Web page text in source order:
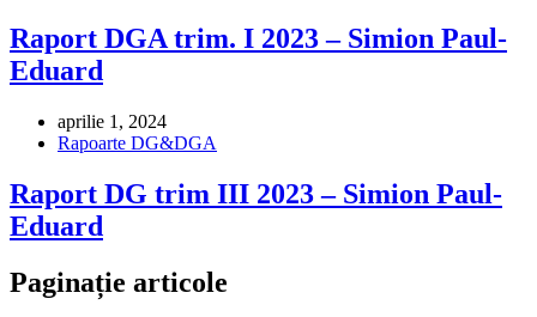
Raport DGA trim. I 2023 – Simion Paul-
Eduard
aprilie 1, 2024
Rapoarte DG&DGA
Raport DG trim III 2023 – Simion Paul-
Eduard
Paginație articole